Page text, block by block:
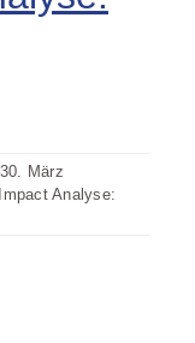
30. März
Analyse: